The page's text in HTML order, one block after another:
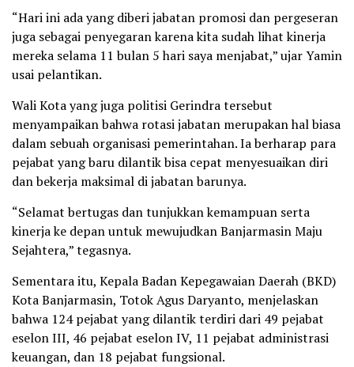
“Hari ini ada yang diberi jabatan promosi dan pergeseran
juga sebagai penyegaran karena kita sudah lihat kinerja
mereka selama 11 bulan 5 hari saya menjabat,” ujar Yamin
usai pelantikan.
Wali Kota yang juga politisi Gerindra tersebut
menyampaikan bahwa rotasi jabatan merupakan hal biasa
dalam sebuah organisasi pemerintahan. Ia berharap para
pejabat yang baru dilantik bisa cepat menyesuaikan diri
dan bekerja maksimal di jabatan barunya.
“Selamat bertugas dan tunjukkan kemampuan serta
kinerja ke depan untuk mewujudkan Banjarmasin Maju
Sejahtera,” tegasnya.
Sementara itu, Kepala Badan Kepegawaian Daerah (BKD)
Kota Banjarmasin, Totok Agus Daryanto, menjelaskan
bahwa 124 pejabat yang dilantik terdiri dari 49 pejabat
eselon III, 46 pejabat eselon IV, 11 pejabat administrasi
keuangan, dan 18 pejabat fungsional.